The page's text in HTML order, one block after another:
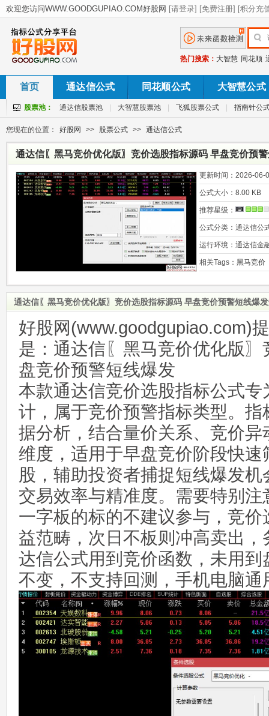
热门搜索： 大智慧 同花顺
首页 通达信公式 同花顺公式 大智慧公式
股票池： 通达信股票池 大智慧股票池 飞狐股票公式 指南针公
您现在的位置： 好股网 >> 股票公式 >> 通达信公式
通达信〖黑马竞价优化版〗竞价选股指标源码 早盘竞价预
更新时间： 2026-06-
公式大小： 8.00 KB
推荐星级：
公式分类： 通达信公
运行环境： 通达信金
相关Tags： 黑马竞价
通达信〖黑马竞价优化版〗竞价选股指标源码 早盘竞价预警短线爆
好股网(www.goodgupiao.com)
是：通达信〖黑马竞价优化版
盘竞价预警短线爆发
本款通达信竞价选股指标公式
计，属于竞价预警指标类型。
据分析，结合量价关系、竞价
维度，适用于早盘竞价阶段快
股，辅助投资者捕捉短线爆发
交易效率与精准度。需要特别
一字板的标的不建议参与，竞
益范畴，次日不板则冲高卖出
达信公式用到竞价函数，未用
不变，不支持回测，手机电脑